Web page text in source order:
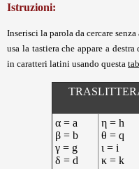
Istruzioni:
Inserisci la parola da cercare
usa la tastiera che appare a
in caratteri latini usando questa
α = a
β = b
γ = g
δ = d
η = h
θ = q
ι = i
κ = k